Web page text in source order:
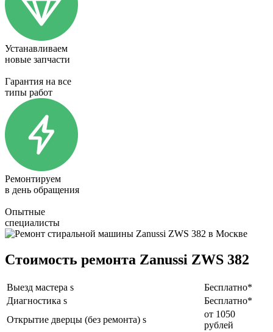
Устанавливаем
новые запчасти
Гарантия на все
типы работ
Ремонтируем
в день обращения
Опытные
специалисты
Стоимость ремонта Zanussi ZWS 382
Выезд мастера s
Бесплатно*
Диагностика s
Бесплатно*
Открытие дверцы (без ремонта) s
от 1050
рублей